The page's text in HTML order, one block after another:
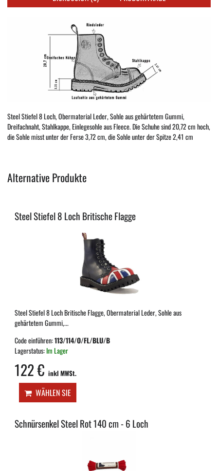
Steel Stiefel 8 Loch, Obermaterial Leder, Sohle aus gehärtetem Gummi,
Dreifachnaht, Stahlkappe, Einlegesohle aus Fleece. Die Schuhe sind 20,72 cm hoch,
die Sohle misst unter der Ferse 3,72 cm, die Sohle unter der Spitze 2,41 cm
Alternative Produkte
Steel Stiefel 8 Loch Britische Flagge
Steel Stiefel 8 Loch Britische Flagge, Obermaterial Leder, Sohle aus
gehärtetem Gummi,...
Code einführen:113/114/O/FL/BLU/B
Lagerstatus:Im Lager
122 € inkl MWSt.
WÄHLEN SIE
Schnürsenkel Steel Rot 140 cm - 6 Loch